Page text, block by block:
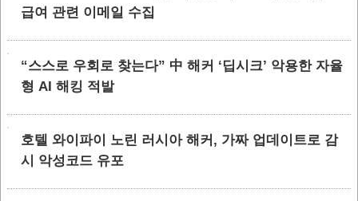
급여 관련 이메일 수집
“스스로 우회로 찾는다” 中 해커 ‘딥시크’ 악용한 자율
형 AI 해킹 적발
호텔 와이파이 노린 러시아 해커, 가짜 업데이트로 감
시 악성코드 유포